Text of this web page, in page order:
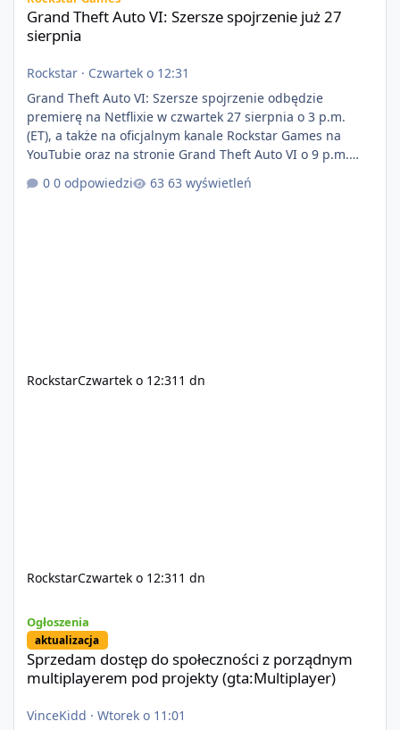
Grand Theft Auto VI: Szersze spojrzenie już 27
sierpnia
Rockstar · Czwartek o 12:31
Grand Theft Auto VI: Szersze spojrzenie odbędzie
premierę na Netflixie w czwartek 27 sierpnia o 3 p.m.
(ET), a także na oficjalnym kanale Rockstar Games na
YouTubie oraz na stronie Grand Theft Auto VI o 9 p.m.
(ET) 27 sierpnia. https://netflix.com/GTAVI Grand Theft
Auto VI będzie dostępne 19 listopada na PlayStation 5
0 odpowiedzi 63 wyświetleń
RockstarCzwartek o 12:31 1 dn
RockstarCzwartek o 12:31 1 dn
Ogłoszenia
aktualizacja
Sprzedam dostęp do społeczności z porządnym
multiplayerem pod projekty (gta:Multiplayer)
VinceKidd · Wtorek o 11:01